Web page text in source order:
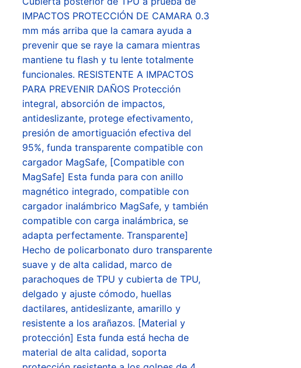
IMPACTOS PROTECCIÓN DE CAMARA 0.3
mm más arriba que la camara ayuda a
prevenir que se raye la camara mientras
mantiene tu flash y tu lente totalmente
funcionales. RESISTENTE A IMPACTOS
PARA PREVENIR DAÑOS Protección
integral, absorción de impactos,
antideslizante, protege efectivamento,
presión de amortiguación efectiva del
95%, funda transparente compatible con
cargador MagSafe, [Compatible con
MagSafe] Esta funda para con anillo
magnético integrado, compatible con
cargador inalámbrico MagSafe, y también
compatible con carga inalámbrica, se
adapta perfectamente. Transparente]
Hecho de policarbonato duro transparente
suave y de alta calidad, marco de
parachoques de TPU y cubierta de TPU,
delgado y ajuste cómodo, huellas
dactilares, antideslizante, amarillo y
resistente a los arañazos. [Material y
protección] Esta funda está hecha de
material de alta calidad, soporta